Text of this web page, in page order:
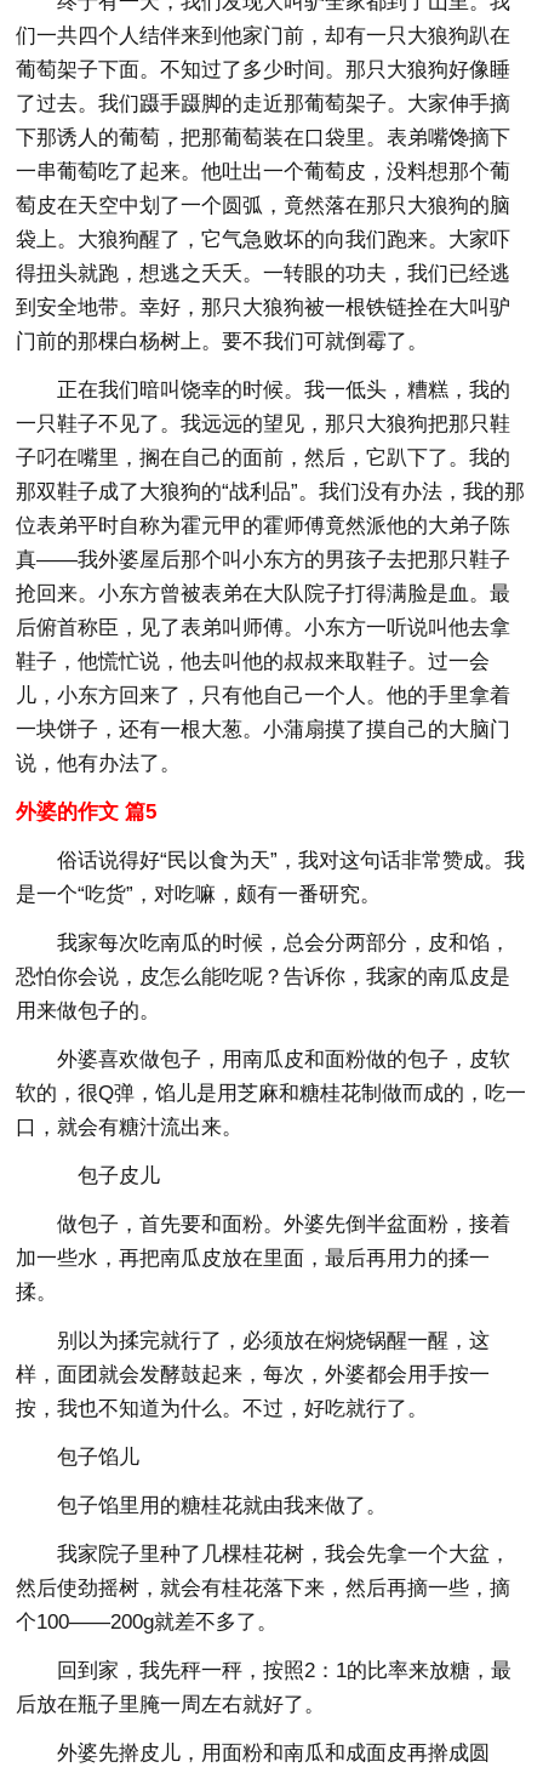
们一共四个人结伴来到他家门前，却有一只大狼狗趴在
葡萄架子下面。不知过了多少时间。那只大狼狗好像睡
了过去。我们蹑手蹑脚的走近那葡萄架子。大家伸手摘
下那诱人的葡萄，把那葡萄装在口袋里。表弟嘴馋摘下
一串葡萄吃了起来。他吐出一个葡萄皮，没料想那个葡
萄皮在天空中划了一个圆弧，竟然落在那只大狼狗的脑
袋上。大狼狗醒了，它气急败坏的向我们跑来。大家吓
得扭头就跑，想逃之夭夭。一转眼的功夫，我们已经逃
到安全地带。幸好，那只大狼狗被一根铁链拴在大叫驴
门前的那棵白杨树上。要不我们可就倒霉了。
正在我们暗叫饶幸的时候。我一低头，糟糕，我的
一只鞋子不见了。我远远的望见，那只大狼狗把那只鞋
子叼在嘴里，搁在自己的面前，然后，它趴下了。我的
那双鞋子成了大狼狗的“战利品”。我们没有办法，我的那
位表弟平时自称为霍元甲的霍师傅竟然派他的大弟子陈
真——我外婆屋后那个叫小东方的男孩子去把那只鞋子
抢回来。小东方曾被表弟在大队院子打得满脸是血。最
后俯首称臣，见了表弟叫师傅。小东方一听说叫他去拿
鞋子，他慌忙说，他去叫他的叔叔来取鞋子。过一会
儿，小东方回来了，只有他自己一个人。他的手里拿着
一块饼子，还有一根大葱。小蒲扇摸了摸自己的大脑门
说，他有办法了。
外婆的作文 篇5
俗话说得好“民以食为天”，我对这句话非常赞成。我
是一个“吃货”，对吃嘛，颇有一番研究。
我家每次吃南瓜的时候，总会分两部分，皮和馅，
恐怕你会说，皮怎么能吃呢？告诉你，我家的南瓜皮是
用来做包子的。
外婆喜欢做包子，用南瓜皮和面粉做的包子，皮软
软的，很Q弹，馅儿是用芝麻和糖桂花制做而成的，吃一
口，就会有糖汁流出来。
包子皮儿
做包子，首先要和面粉。外婆先倒半盆面粉，接着
加一些水，再把南瓜皮放在里面，最后再用力的揉一
揉。
别以为揉完就行了，必须放在焖烧锅醒一醒，这
样，面团就会发酵鼓起来，每次，外婆都会用手按一
按，我也不知道为什么。不过，好吃就行了。
包子馅儿
包子馅里用的糖桂花就由我来做了。
我家院子里种了几棵桂花树，我会先拿一个大盆，
然后使劲摇树，就会有桂花落下来，然后再摘一些，摘
个100——200g就差不多了。
回到家，我先秤一秤，按照2：1的比率来放糖，最
后放在瓶子里腌一周左右就好了。
外婆先擀皮儿，用面粉和南瓜和成面皮再擀成圆